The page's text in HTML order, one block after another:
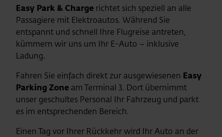
Easy Park & Charge richtet sich speziell an alle
Passagiere mit Elektroautos. Während Sie
entspannt und schnell Ihre Flugreise antreten,
kümmern wir uns um Ihr E-Auto – inklusive
Ladung.
Fahren Sie einfach direkt zur ausgewiesenen Easy
Parking Zone am Terminal 3. Dort übernimmt
unser geschultes Personal Ihr Fahrzeug und parkt
es im entsprechenden Bereich.
Einen Tag vor Ihrer Rückkehr wird Ihr Auto an der